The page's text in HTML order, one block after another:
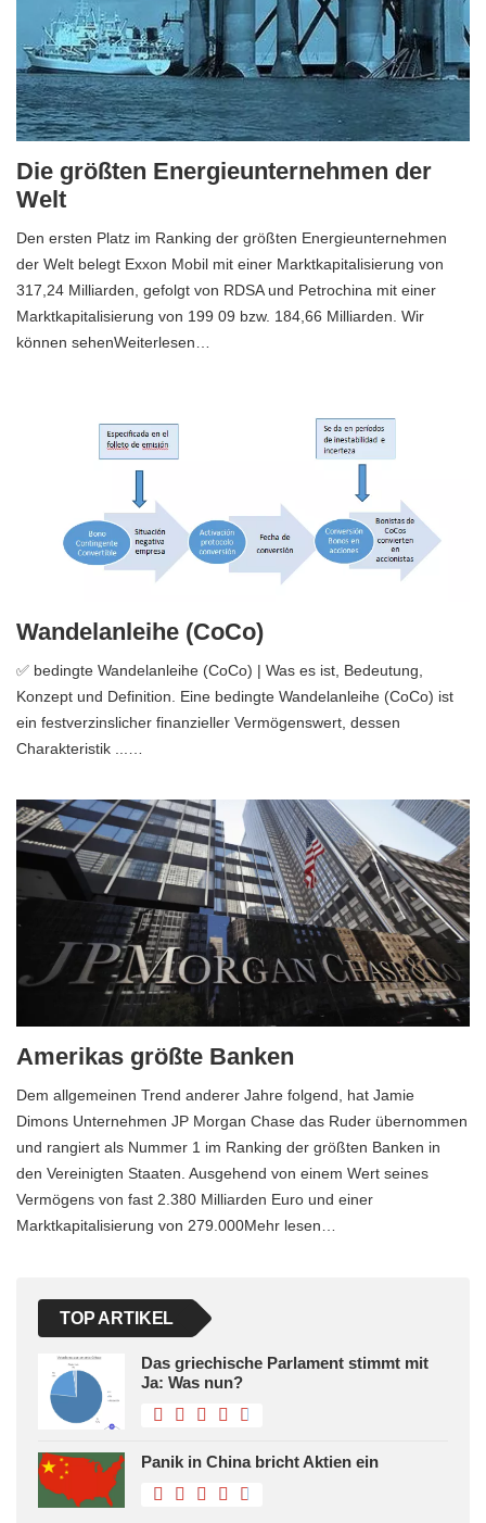
Die größten Energieunternehmen der
Welt
Den ersten Platz im Ranking der größten Energieunternehmen
der Welt belegt Exxon Mobil mit einer Marktkapitalisierung von
317,24 Milliarden, gefolgt von RDSA und Petrochina mit einer
Marktkapitalisierung von 199 09 bzw. 184,66 Milliarden. Wir
können sehenWeiterlesen…
Wandelanleihe (CoCo)
✅ bedingte Wandelanleihe (CoCo) | Was es ist, Bedeutung,
Konzept und Definition. Eine bedingte Wandelanleihe (CoCo) ist
ein festverzinslicher finanzieller Vermögenswert, dessen
Charakteristik ...…
Amerikas größte Banken
Dem allgemeinen Trend anderer Jahre folgend, hat Jamie
Dimons Unternehmen JP Morgan Chase das Ruder übernommen
und rangiert als Nummer 1 im Ranking der größten Banken in
den Vereinigten Staaten. Ausgehend von einem Wert seines
Vermögens von fast 2.380 Milliarden Euro und einer
Marktkapitalisierung von 279.000Mehr lesen…
TOP ARTIKEL
Das griechische Parlament stimmt mit
Ja: Was nun?
Panik in China bricht Aktien ein